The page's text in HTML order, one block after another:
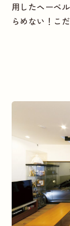
用したヘーベ
らめない！こ